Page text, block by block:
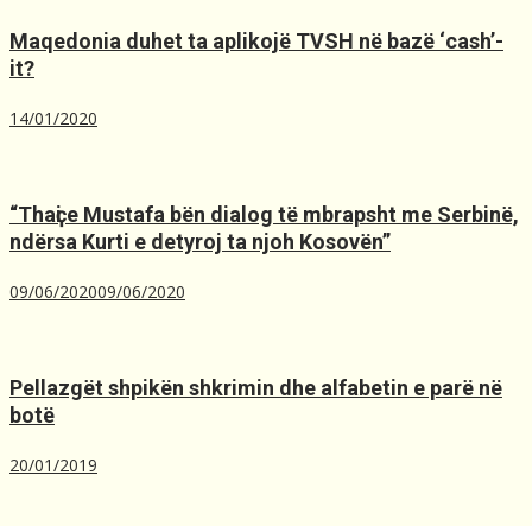
Maqedonia duhet ta aplikojë TVSH nё bazё ‘cash’-
it?
14/01/2020
“Thaҫi e Mustafa bën dialog të mbrapsht me Serbinë,
ndërsa Kurti e detyroj ta njoh Kosovën”
09/06/202009/06/2020
Pellazgët shpikën shkrimin dhe alfabetin e parë në
botë
20/01/2019